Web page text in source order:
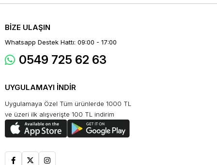
BİZE ULAŞIN
Whatsapp Destek Hattı: 09:00 - 17:00
0549 725 62 63
UYGULAMAYI İNDİR
Uygulamaya Özel Tüm ürünlerde 1000 TL
ve üzeri ilk alışverişte 100 TL indirim